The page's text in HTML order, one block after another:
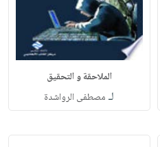
الملاحقة و التحقيق
لـ مصطفى الرواشدة